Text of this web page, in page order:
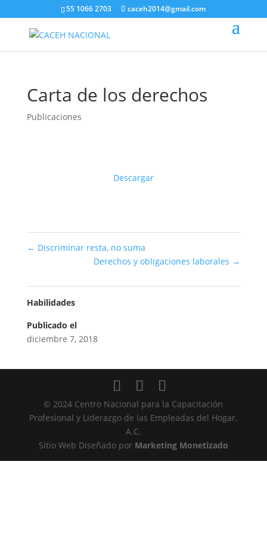
55 1066 2703 caceh2014@gmail.com
Carta de los derechos
Publicaciones
Descargar
← Discriminar resta, no suma
Derechos y obligaciones laborales →
Habilidades
Publicado el
diciembre 7, 2018
© 2024 Centro Nacional para la Capacitación
Profesional y Liderazgo de las Empleadas del Hogar,
A.C.
Sitio Web Diseñado por Marketing Monetizado